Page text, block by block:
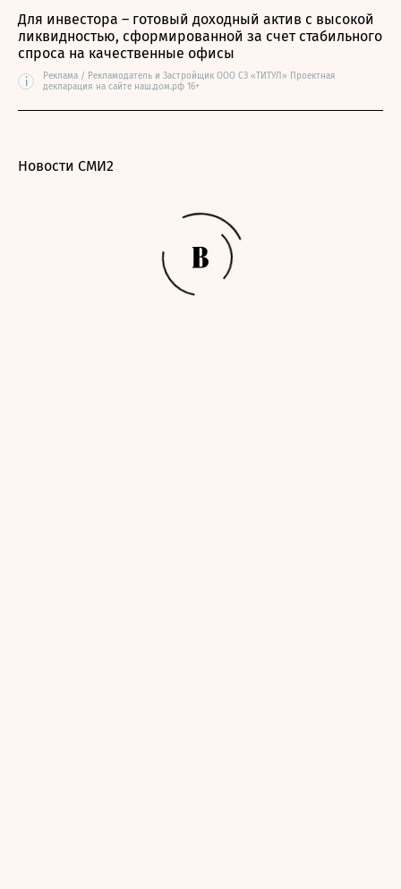
Для инвестора – готовый доходный актив с высокой
ликвидностью, сформированной за счет стабильного
спроса на качественные офисы
i
Реклама / Рекламодатель и Застройщик ООО СЗ «ТИТУЛ» Проектная
декларация на сайте наш.дом.рф 16+
Новости СМИ2